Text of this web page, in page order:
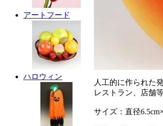
アートフード
ハロウィン
人工的に作られた
レストラン、店舗
サイズ：直径